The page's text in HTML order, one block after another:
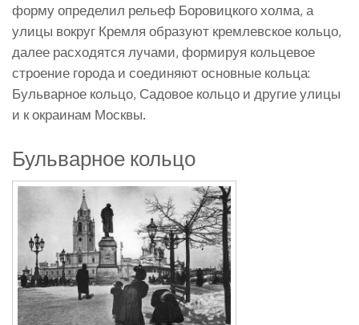
форму определил рельеф Боровицкого холма, а
улицы вокруг Кремля образуют кремлевское кольцо,
далее расходятся лучами, формируя кольцевое
строение города и соединяют основные кольца:
Бульварное кольцо, Садовое кольцо и другие улицы
и к окраинам Москвы.
Бульварное кольцо